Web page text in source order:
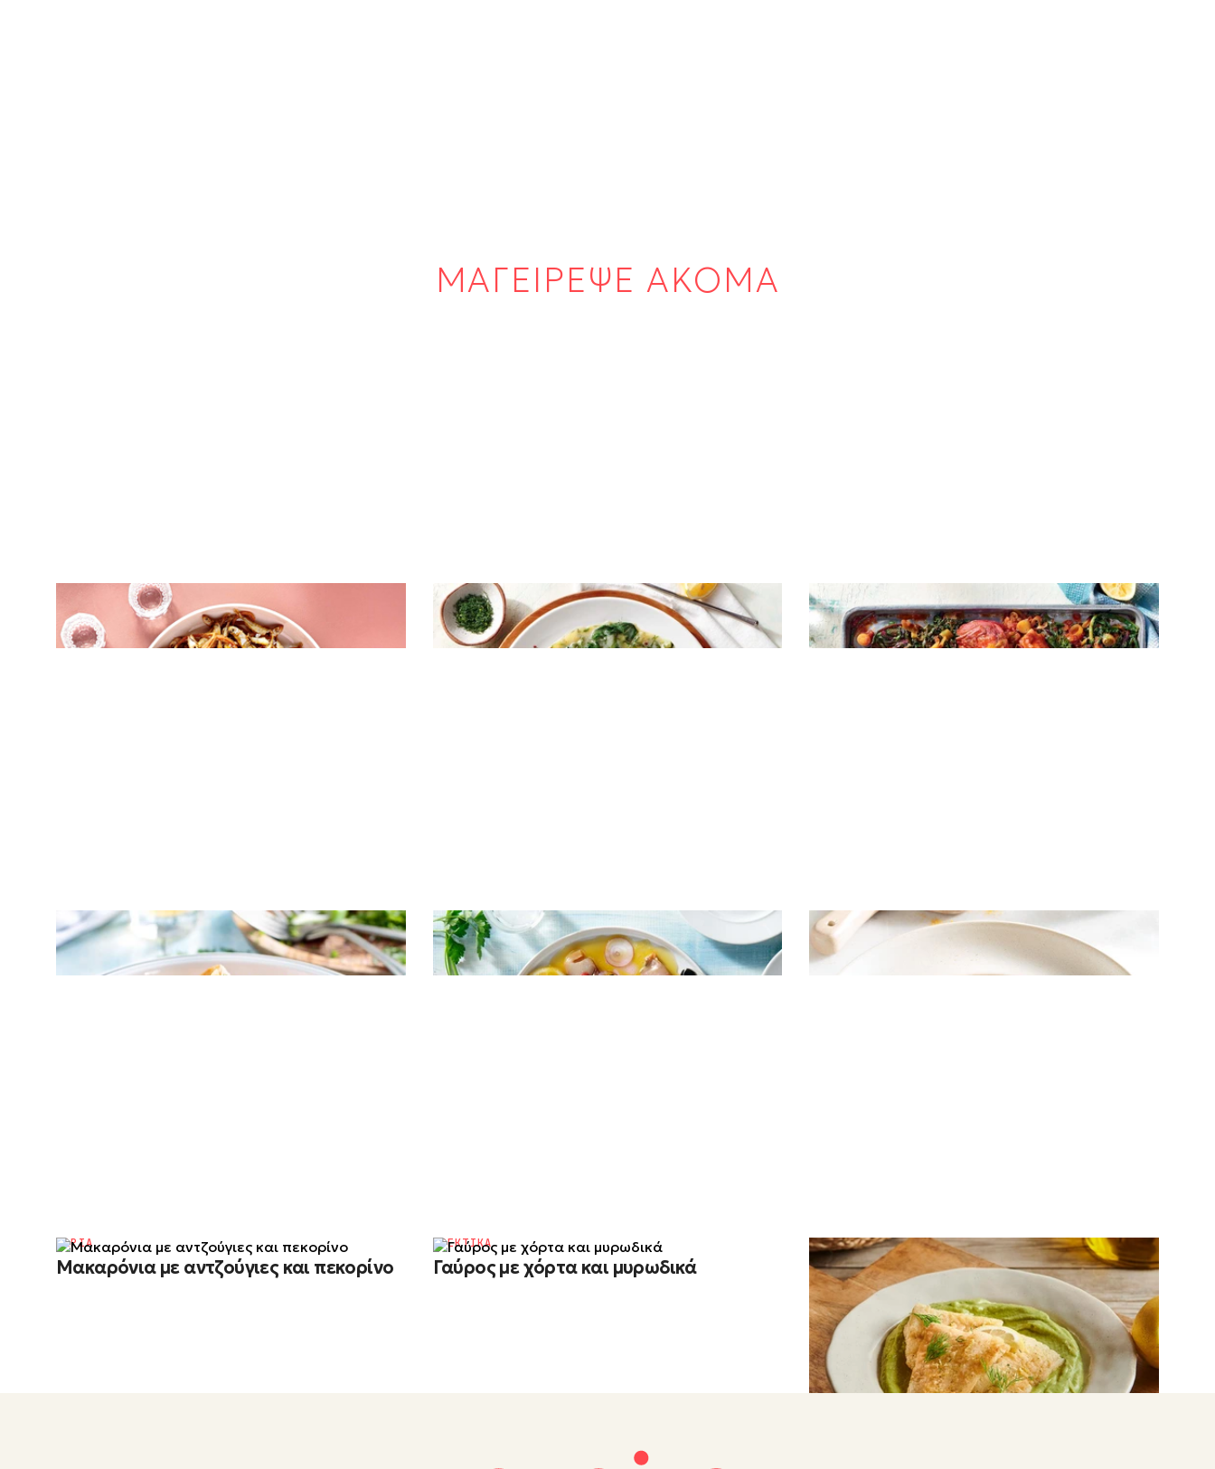
ΜΑΓΕΙΡΕΨΕ ΑΚΟΜΑ
Μαριδάκι τηγανητό με γλυκά κρεμμύδια Ψάρι φρικασέ
ΨΑΡΙΑ
Σκορπίνα στον φούρνο με χόρτα και
ντομάτα
ΨΑΡΙΑ
Ταϊλανδέζικο κάρι με ψάρι και γάλα
καρύδας
ΛΑΧΑΝΙΚΑ
Λακέρδα
ΟΡΕΚΤΙΚΑ
Μακαρονάδα με αυγοτάραχο
ΨΑΡΙΑ
Μακαρόνια με αντζούγιες και πεκορίνο
ΨΑΡΙΑ
Γαύρος με χόρτα και μυρωδικά
ΟΡΕΚΤΙΚΑ
Μπακαλιάρος με
κρούστα και σκορδαλιά αβοκάντο
ΨΑΡΙΑ